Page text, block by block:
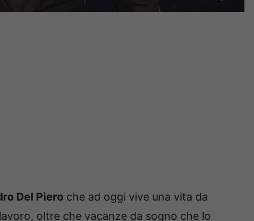
Del Piero che ad oggi vive una vita da
oltre che vacanze da sogno che lo